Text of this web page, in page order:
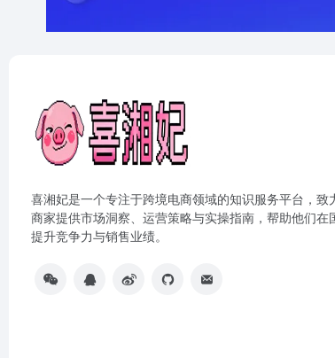
喜湘妃是一个专注于跨境电商领域的知识服务平台，致
商家提供市场洞察、运营策略与实操指南，帮助他们在
提升竞争力与销售业绩。